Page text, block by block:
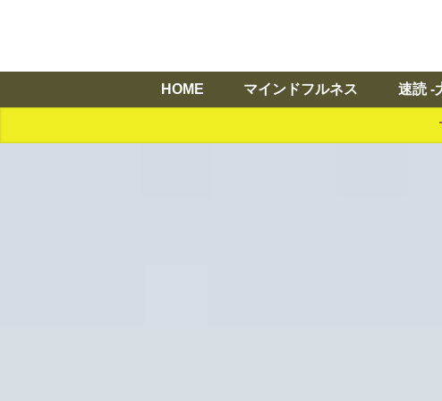
HOME マインドフルネス 速読 -